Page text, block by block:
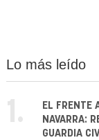
Lo más leído
1.
EL FRENTE
NAVARRA:
GUARDIA